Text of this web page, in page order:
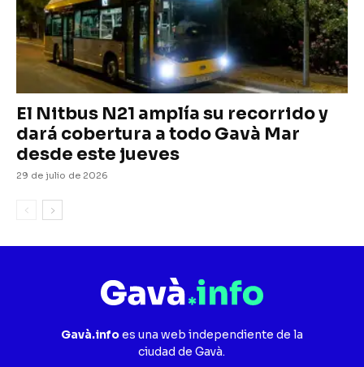
El Nitbus N21 amplía su recorrido y
dará cobertura a todo Gavà Mar
desde este jueves
29 de julio de 2026
Gavà.infoes una web independiente de la
ciudad de Gavà.